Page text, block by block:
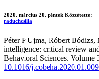
2020. március 20. péntek Közzétette:
raduchcsilla
Péter P Ujma, Róbert Bódizs,
intelligence: critical review
Behavioral Sciences. Volume
10.1016/j.cobeha.2020.01.009